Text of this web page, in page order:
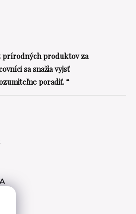
prírodných produktov za
sa snažia vyjsť
poradiť. “